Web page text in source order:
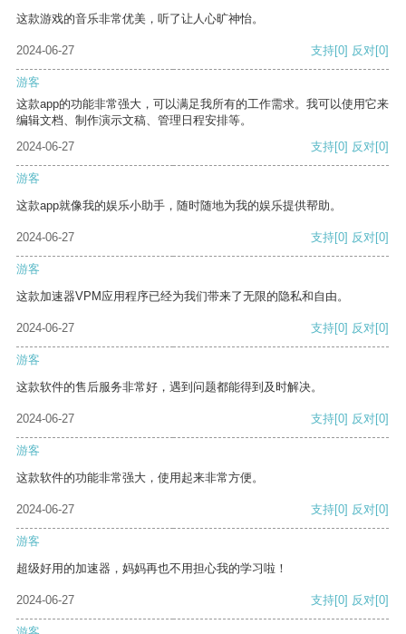
这款游戏的音乐非常优美，听了让人心旷神怡。
2024-06-27 支持[0] 反对[0]
游客
这款app的功能非常强大，可以满足我所有的工作需求。我可以使用它来
编辑文档、制作演示文稿、管理日程安排等。
2024-06-27
支持[0] 反对[0]
游客
这款app就像我的娱乐小助手，随时随地为我的娱乐提供帮助。
2024-06-27 支持[0] 反对[0]
游客
这款加速器VPM应用程序已经为我们带来了无限的隐私和自由。
2024-06-27 支持[0] 反对[0]
游客
这款软件的售后服务非常好，遇到问题都能得到及时解决。
2024-06-27 支持[0] 反对[0]
游客
这款软件的功能非常强大，使用起来非常方便。
2024-06-27 支持[0] 反对[0]
游客
超级好用的加速器，妈妈再也不用担心我的学习啦！
2024-06-27 支持[0] 反对[0]